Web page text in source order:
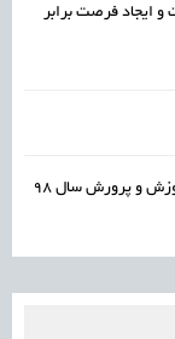
و ایجاد فرصت برابر